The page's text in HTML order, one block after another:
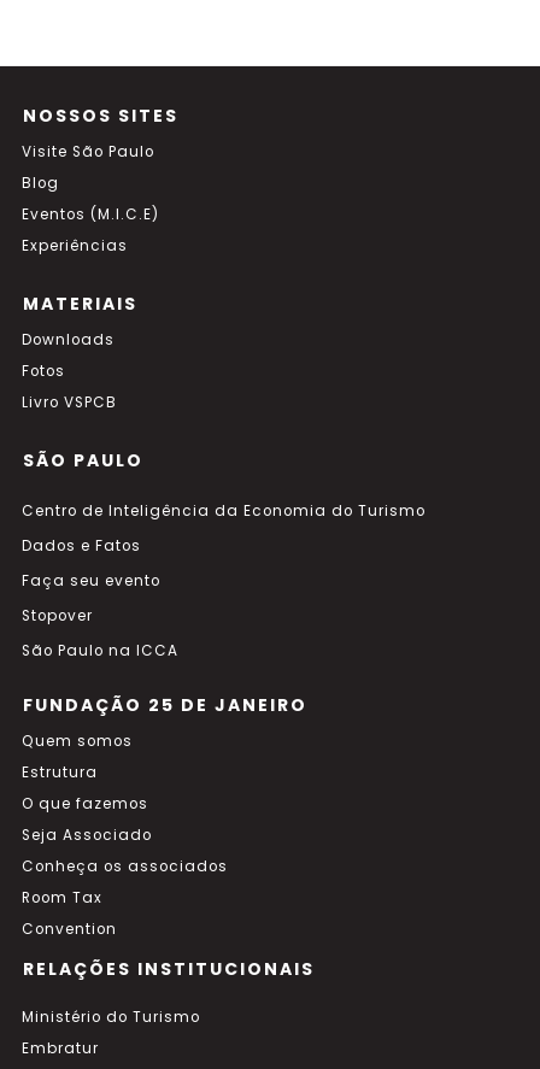
NOSSOS SITES
Visite São Paulo
Blog
Eventos (M.I.C.E)
Experiências
MATERIAIS
Downloads
Fotos
Livro VSPCB
SÃO PAULO
Centro de Inteligência da Economia do Turismo
Dados e Fatos
Faça seu evento
Stopover
São Paulo na ICCA
FUNDAÇÃO 25 DE JANEIRO
Quem somos
Estrutura
O que fazemos
Seja Associado
Conheça os associados
Room Tax
Convention
RELAÇÕES INSTITUCIONAIS
Ministério do Turismo
Embratur